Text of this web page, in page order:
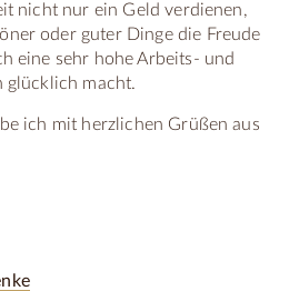
nicht nur ein Geld verdienen,
oder guter Dinge die Freude
eine sehr hohe Arbeits- und
glücklich macht.
ich mit herzlichen Grüßen aus